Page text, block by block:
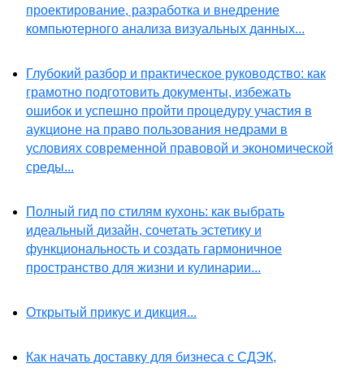
проектирование, разработка и внедрение
компьютерного анализа визуальных данных...
Глубокий разбор и практическое руководство: как
грамотно подготовить документы, избежать
ошибок и успешно пройти процедуру участия в
аукционе на право пользования недрами в
условиях современной правовой и экономической
среды...
Полный гид по стилям кухонь: как выбрать
идеальный дизайн, сочетать эстетику и
функциональность и создать гармоничное
пространство для жизни и кулинарии...
Открытый прикус и дикция...
Как начать доставку для бизнеса с СДЭК,